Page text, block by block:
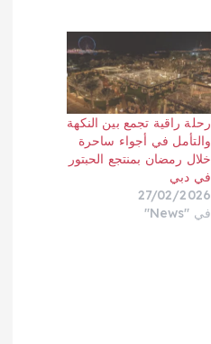
رحلة راقية تجمع بين النكهة
والتأمل في أجواء ساحرة
خلال رمضان بمنتجع الحبتور
في دبي
27/02/2026
في "News"